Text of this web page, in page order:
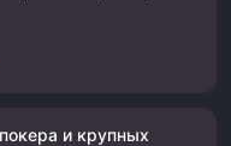
и крупных